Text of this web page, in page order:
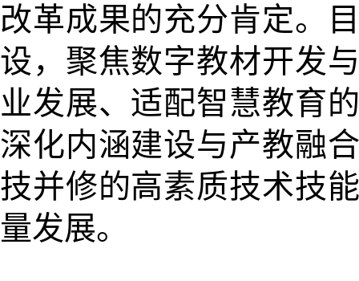
改革成果的充分肯定。
设，聚焦数字教材开发
业发展、适配智慧教育
深化内涵建设与产教融
技并修的高素质技术技
量发展。